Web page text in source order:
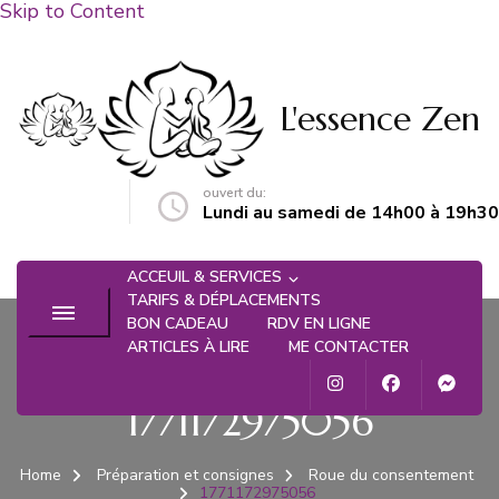
Skip to Content
L'essence Zen
ouvert du:
Lundi au samedi de 14h00 à 19h30
ACCEUIL & SERVICES
TARIFS & DÉPLACEMENTS
BON CADEAU
RDV EN LIGNE
ARTICLES À LIRE
ME CONTACTER
1771172975056
Home Préparation et consignes
Roue du consentement
1771172975056